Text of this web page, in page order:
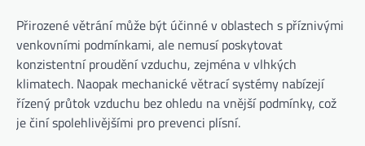
Přirozené větrání může být účinné v oblastech s příznivými
venkovními podmínkami, ale nemusí poskytovat
konzistentní proudění vzduchu, zejména v vlhkých
klimatech. Naopak mechanické větrací systémy nabízejí
řízený průtok vzduchu bez ohledu na vnější podmínky, což
je činí spolehlivějšími pro prevenci plísní.